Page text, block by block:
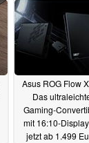
Asus ROG Flow
Das
Gaming-
mit 16:10-
jetzt ab 1.499